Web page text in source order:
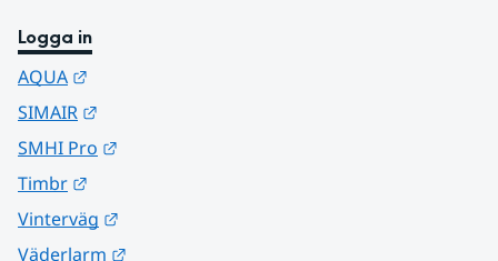
Logga in
AQUA
SIMAIR
SMHI Pro
Timbr
Vinterväg
Väderlarm